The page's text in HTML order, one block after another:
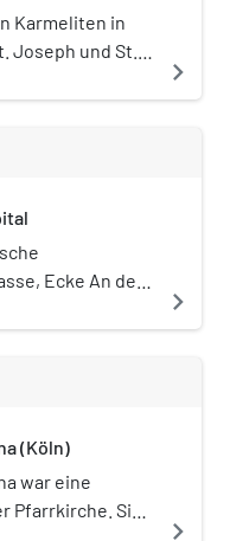
Karmeliten in
Joseph und St.
Kloster des
im
letzten
navigate_next
Ecke An der
navigate_next
(Köln)
war eine
Pfarrkirche. Sie
navigate_next